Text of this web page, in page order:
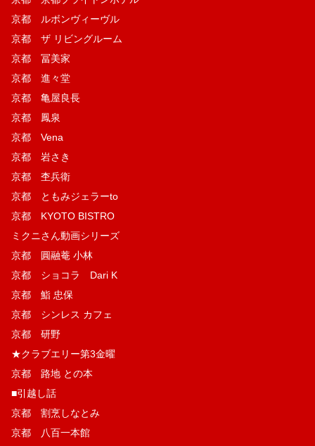
京都 ルボンヴィーヴル
京都 ザ リビングルーム
京都 冨美家
京都 進々堂
京都 亀屋良長
京都 鳳泉
京都 Vena
京都 岩さき
京都 杢兵衛
京都 ともみジェラーto
京都 KYOTO BISTRO
ミクニさん動画シリーズ
京都 圓融菴 小林
京都 ショコラ Dari K
京都 鮨 忠保
京都 シンレス カフェ
京都 研野
★クラブエリー第3金曜
京都 路地 との本
■引越し話
京都 割烹しなとみ
京都 八百一本館